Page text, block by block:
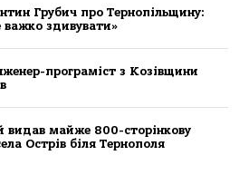
Грубич про Тернопільщину:
здивувати»
програміст з Козівщини
видав майже 800-сторінкову
Острів біля Тернополя